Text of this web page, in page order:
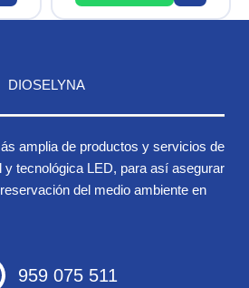
DIOSELYNA
amplia de productos y servicios de
y tecnológica LED, para así asegurar
del medio ambiente en
959 075 511